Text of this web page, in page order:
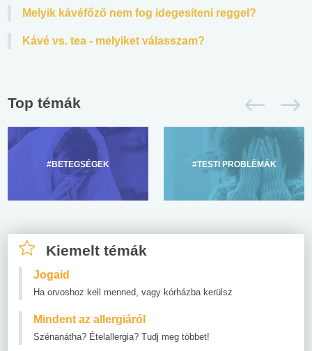
Melyik kávéfőző nem fog idegesíteni reggel?
Kávé vs. tea - melyiket válasszam?
Top témák
#BETEGSÉGEK #TESTI PROBLÉMÁK
Kiemelt témák
Jogaid
Ha orvoshoz kell menned, vagy kórházba kerülsz
Mindent az allergiáról
Szénanátha? Ételallergia? Tudj meg többet!